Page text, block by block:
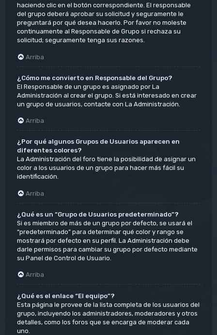
haciendo clic en el botón correspondiente. El responsable
del grupo deberá aprobar su solicitud y seguramente le
preguntará por qué desea hacerlo. Por favor no moleste
continuamente al Responsable de Grupo si rechaza su
solicitud; seguramente tenga sus razones.
Arriba
¿Cómo me convierto en Responsable del Grupo?
El Responsable de un grupo es asignado por La
Administración al crear el grupo. Si está interesado en crear
un grupo de usuarios, contacte con La Administración.
Arriba
¿Por qué algunos Grupos de Usuarios aparecen en
diferentes colores?
La Administración del foro tiene la posibilidad de asignar un
color a los usuarios de un grupo para hacer más fácil su
identificación.
Arriba
¿Qué es un “Grupo de Usuarios predeterminado”?
Si es miembro de más de un grupo por defecto, se usará el
“predeterminado” para determinar qué color y rango se
mostrará por defecto en su perfil. La Administración debe
darle permisos para cambiar su grupo por defecto mediante
su Panel de Control de Usuario.
Arriba
¿Qué es el enlace “El equipo”?
Esta página le provee de la lista completa de los usuarios del
grupo, incluyendo los administradores, moderadores y otros
detalles, como los foros que se encarga de moderar cada
uno.